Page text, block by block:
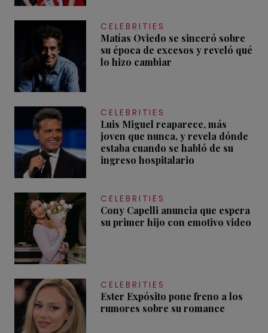
CELEBRITIES
Matías Oviedo se sinceró sobre
su época de excesos y reveló qué
lo hizo cambiar
CELEBRITIES
Luis Miguel reaparece, más
joven que nunca, y revela dónde
estaba cuando se habló de su
ingreso hospitalario
CELEBRITIES
Cony Capelli anuncia que espera
su primer hijo con emotivo video
CELEBRITIES
Ester Expósito pone freno a los
rumores sobre su romance